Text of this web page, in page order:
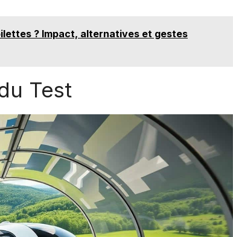
? Impact, alternatives et gestes
Test